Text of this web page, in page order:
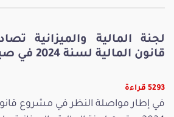
لجنة المالية والميزانية
قانون المالية لسنة 2024 في صيغته المعدّلة
5293 قراءة
في إطار مواصلة النظر في مشروع